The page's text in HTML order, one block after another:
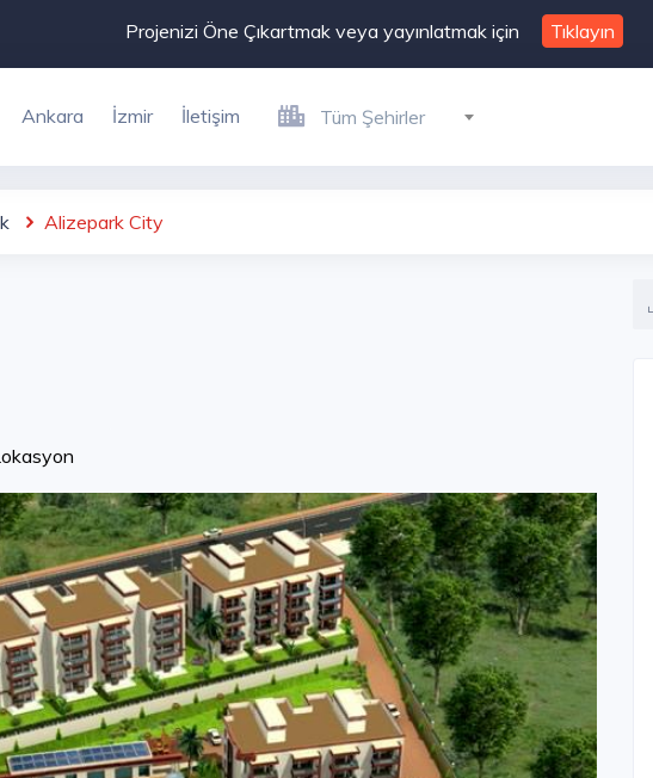
Projenizi Öne Çıkartmak veya yayınlatmak için Tıklayın
Ankara İzmir İletişim Tüm Şehirler
Alizepark City